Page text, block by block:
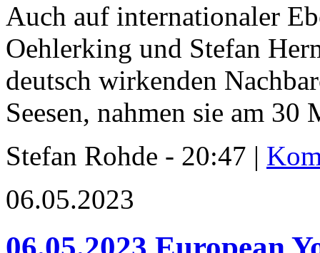
Auch auf internationaler
Oehlerking und Stefan
deutsch wirkenden
Seesen, nahmen sie am
Stefan Rohde - 20:47 |
06.05.2023